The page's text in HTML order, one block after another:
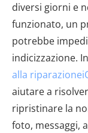
diversi giorni e
funzionato, un
potrebbe
indicizzazione.
alla
aiutare a
ripristinare la
foto, messaggi,